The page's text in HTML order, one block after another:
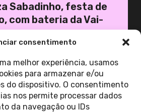
consentimento
melhor experiência, usamos
para armazenar e/ou
do dispositivo. O consentimento
nos permite processar dados
da navegação ou IDs
Sabadinho, festa de
com bateria da Vai-
2025
todas as